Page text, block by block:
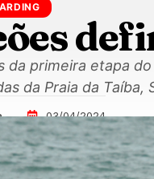
da primeira etapa
da Praia da Taíba,
03/04/2024